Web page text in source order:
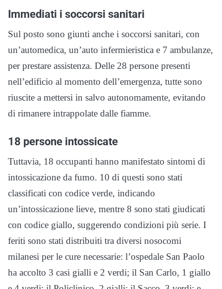
Immediati i soccorsi sanitari
Sul posto sono giunti anche i soccorsi sanitari, con
un’automedica, un’auto infermieristica e 7 ambulanze,
per prestare assistenza. Delle 28 persone presenti
nell’edificio al momento dell’emergenza, tutte sono
riuscite a mettersi in salvo autonomamente, evitando
di rimanere intrappolate dalle fiamme.
18 persone intossicate
Tuttavia, 18 occupanti hanno manifestato sintomi di
intossicazione da fumo. 10 di questi sono stati
classificati con codice verde, indicando
un’intossicazione lieve, mentre 8 sono stati giudicati
con codice giallo, suggerendo condizioni più serie. I
feriti sono stati distribuiti tra diversi nosocomi
milanesi per le cure necessarie: l’ospedale San Paolo
ha accolto 3 casi gialli e 2 verdi; il San Carlo, 1 giallo